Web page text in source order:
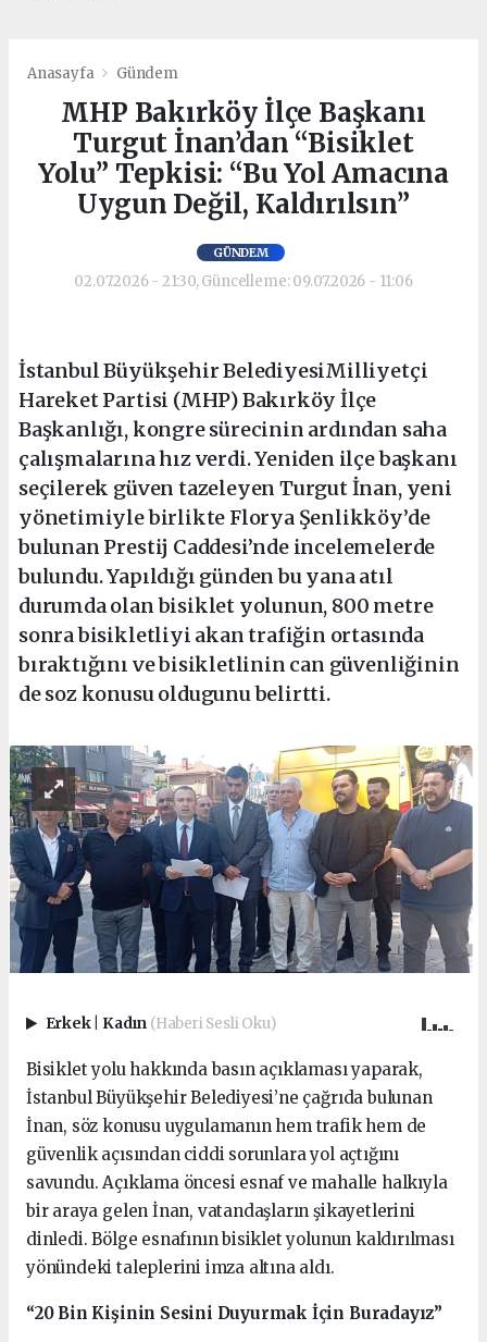
Anasayfa Gündem
MHP Bakırköy İlçe Başkanı
Turgut İnan’dan “Bisiklet
Yolu” Tepkisi: “Bu Yol Amacına
Uygun Değil, Kaldırılsın”
GÜNDEM
02.07.2026 - 21:30, Güncelleme: 09.07.2026 - 11:06
İstanbul Büyükşehir BelediyesiMilliyetçi
Hareket Partisi (MHP) Bakırköy İlçe
Başkanlığı, kongre sürecinin ardından saha
çalışmalarına hız verdi. Yeniden ilçe başkanı
seçilerek güven tazeleyen Turgut İnan, yeni
yönetimiyle birlikte Florya Şenlikköy’de
bulunan Prestij Caddesi’nde incelemelerde
bulundu. Yapıldığı günden bu yana atıl
durumda olan bisiklet yolunun, 800 metre
sonra bisikletliyi akan trafiğin ortasında
bıraktığını ve bisikletlinin can güvenliğinin
de soz konusu oldugunu belirtti.
Erkek Kadın (Haberi Sesli Oku)
Bisiklet yolu hakkında basın açıklaması yaparak,
İstanbul Büyükşehir Belediyesi’ne çağrıda bulunan
İnan, söz konusu uygulamanın hem trafik hem de
güvenlik açısından ciddi sorunlara yol açtığını
savundu. Açıklama öncesi esnaf ve mahalle halkıyla
bir araya gelen İnan, vatandaşların şikayetlerini
dinledi. Bölge esnafının bisiklet yolunun kaldırılması
yönündeki taleplerini imza altına aldı.
“20 Bin Kişinin Sesini Duyurmak İçin Buradayız”